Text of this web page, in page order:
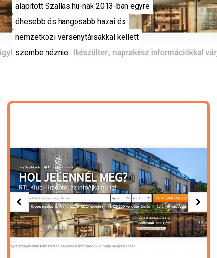
alapított Szallas.hu-nak 2013-ban egyre
éhesebb és hangosabb hazai és
nemzetközi versenytársakkal kellett
szembe néznie.